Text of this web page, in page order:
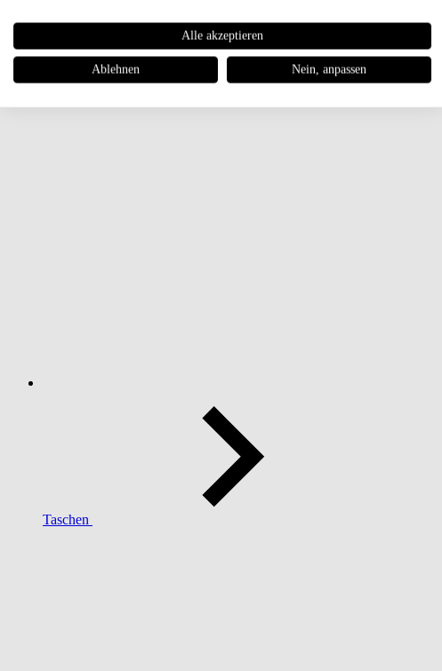
Taschen
Alle akzeptieren
Ablehnen Nein, anpassen